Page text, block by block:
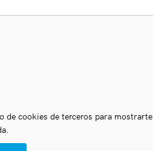
de cookies de terceros para mostrarte